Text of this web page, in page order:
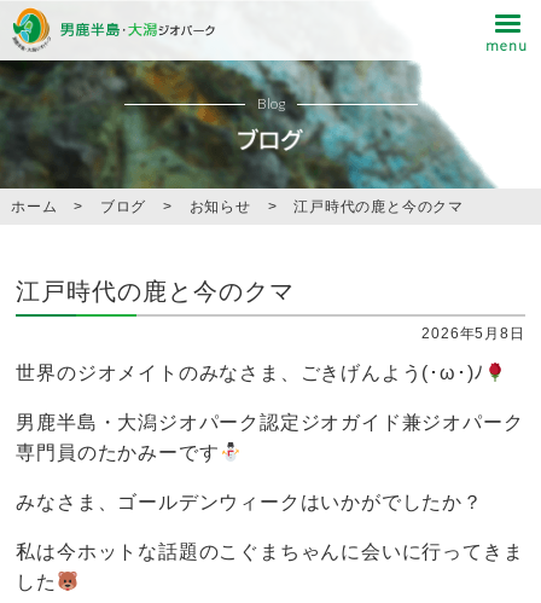
Blog
ホーム > ブログ > お知らせ > 江戸時代の鹿と今のクマ
江戸時代の鹿と今のクマ
2026年5月8日
世界のジオメイトのみなさま、ごきげんよう(･ω･)ﾉ
男鹿半島・大潟ジオパーク認定ジオガイド兼ジオパーク
専門員のたかみーです
みなさま、ゴールデンウィークはいかがでしたか？
私は今ホットな話題のこぐまちゃんに会いに行ってきま
した